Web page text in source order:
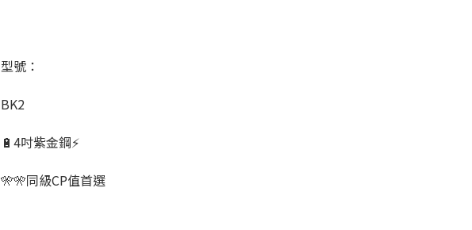
型號：
BK2
🔋4吋紫金鋼⚡
🎌🎌同級CP值首選